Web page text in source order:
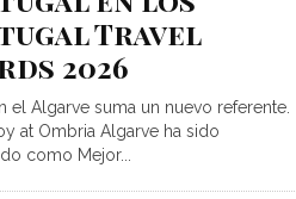
Travel
2026
el Algarve suma un nuevo referente.
at Ombria Algarve ha sido
como Mejor...